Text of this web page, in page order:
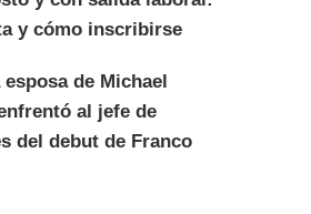
y cómo inscribirse
de Michael
al jefe de
del debut de Franco